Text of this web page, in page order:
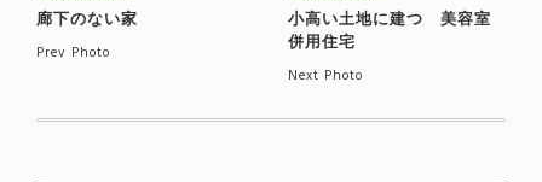
廊下のない家
Prev Photo
小高い土地に建つ 美容室
併用住宅
Next Photo